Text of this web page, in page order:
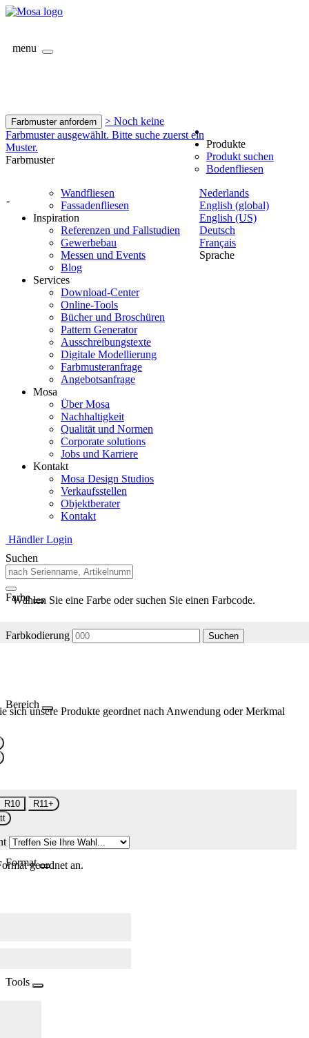
menu
Farbmuster anfordern
> Noch keine
Farbmuster ausgewählt. Bitte suche zuerst ein
Muster.
Farbmuster
-
Nederlands
English (global)
English (US)
Deutsch
Français
Sprache
Produkte
Produkt suchen
Bodenfliesen
Wandfliesen
Fassadenfliesen
Inspiration
Referenzen und Fallstudien
Gewerbebau
Messen und Events
Blog
Services
Download-Center
Online-Tools
Bücher und Broschüren
Pattern Generator
Ausschreibungstexte
Digitale Modellierung
Farbmusteranfrage
Angebotsanfrage
Mosa
Über Mosa
Nachhaltigkeit
Qualität und Normen
Corporate solutions
Jobs und Karriere
Kontakt
Mosa Design Studios
Verkaufsstellen
Objektberater
Kontakt
Händler Login
Suchen
Farbe
Wählen Sie eine Farbe oder suchen Sie einen Farbcode.
Farbkodierung Suchen
Bereich
sich unsere Produkte geordnet nach Anwendung oder Merkmal
R10
R11+
Formatgeordnet an.
Tools